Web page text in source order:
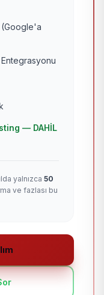
(Google'a
— DAHİL
yalnızca 50
ve fazlası bu